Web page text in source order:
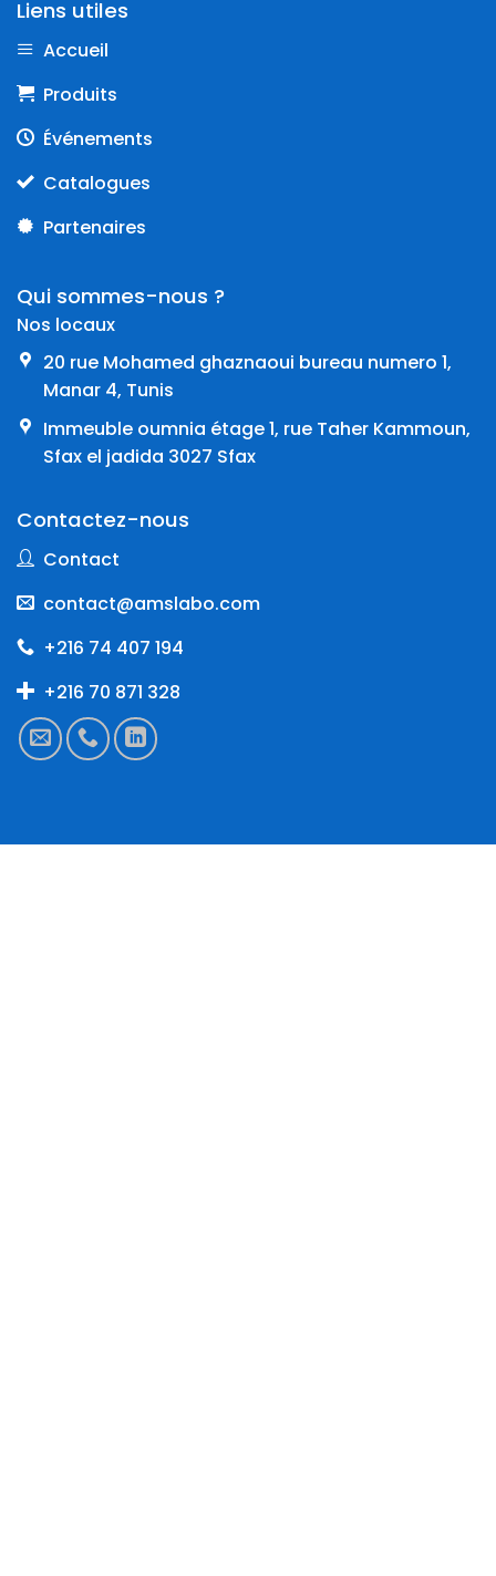
Liens utiles
Accueil
Produits
Événements
Catalogues
Partenaires
Qui sommes-nous ?
Nos locaux
20 rue Mohamed ghaznaoui bureau numero 1,
Manar 4, Tunis
Immeuble oumnia étage 1, rue Taher Kammoun,
Sfax el jadida 3027 Sfax
Contactez-nous
Contact
contact@amslabo.com
+216 74 407 194
+216 70 871 328